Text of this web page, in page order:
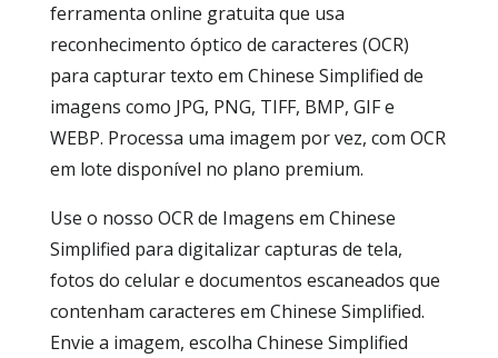
ferramenta online gratuita que usa
reconhecimento óptico de caracteres (OCR)
para capturar texto em Chinese Simplified de
imagens como JPG, PNG, TIFF, BMP, GIF e
WEBP. Processa uma imagem por vez, com OCR
em lote disponível no plano premium.
Use o nosso OCR de Imagens em Chinese
Simplified para digitalizar capturas de tela,
fotos do celular e documentos escaneados que
contenham caracteres em Chinese Simplified.
Envie a imagem, escolha Chinese Simplified